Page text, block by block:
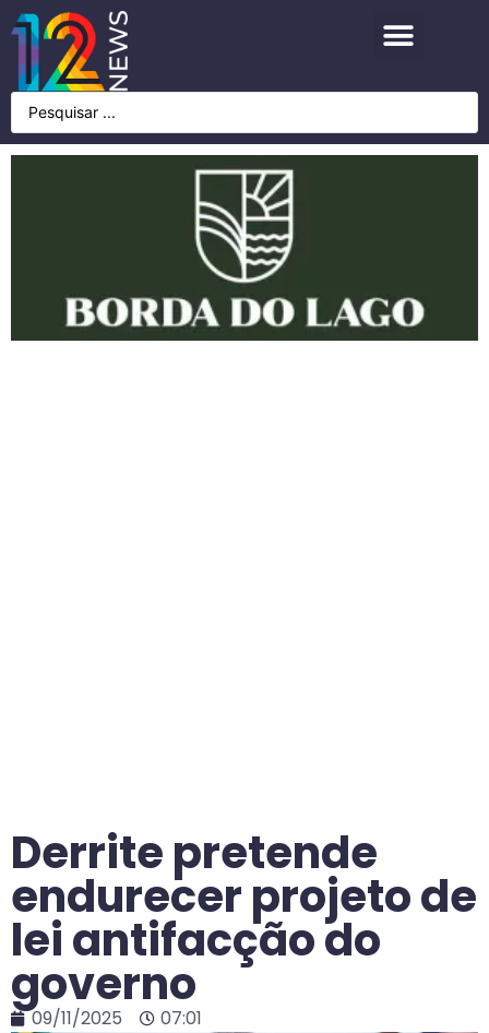
Derrite pretende
endurecer projeto de
lei antifacção do
governo
09/11/2025 07:01